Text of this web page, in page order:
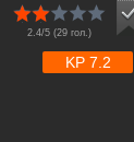
2.4/5 (29 гол.)
KP 7.2